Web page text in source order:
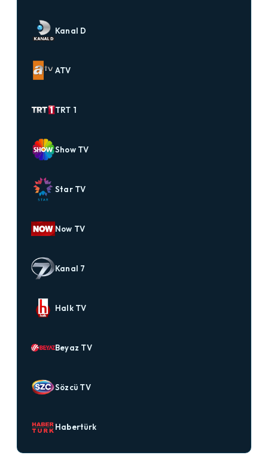
Kanal D
ATV
TRT 1
Show TV
Star TV
Now TV
Kanal 7
Halk TV
Beyaz TV
Sözcü TV
Habertürk